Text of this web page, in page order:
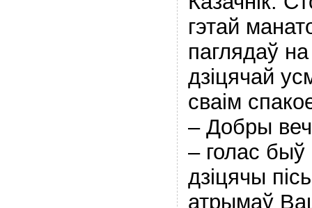
гэтай
паглядаў
дзіцячай
сваім
– Добры
– голас
дзіцячы
атрымаў